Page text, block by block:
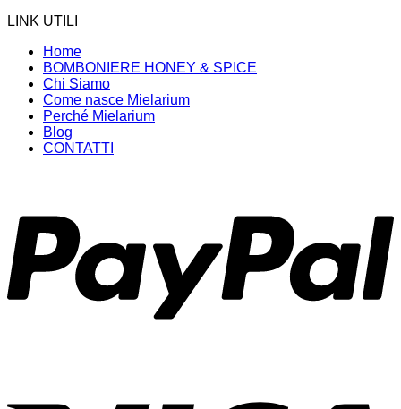
LINK UTILI
Home
BOMBONIERE HONEY & SPICE
Chi Siamo
Come nasce Mielarium
Perché Mielarium
Blog
CONTATTI